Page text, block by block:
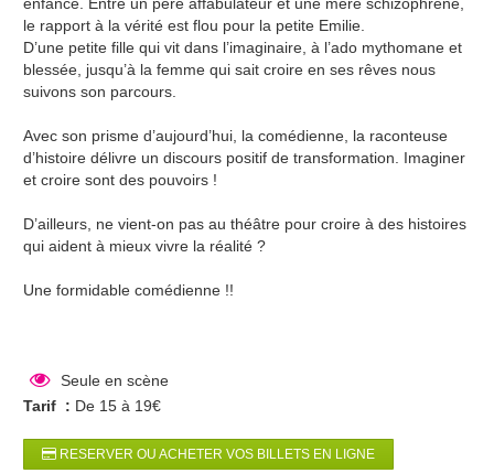
le rapport à la vérité est flou pour la petite Emilie.
D’une petite fille qui vit dans l’imaginaire, à l’ado mythomane et
blessée, jusqu’à la femme qui sait croire en ses rêves nous
suivons son parcours.
Avec son prisme d’aujourd’hui, la comédienne, la raconteuse
d’histoire délivre un discours positif de transformation. Imaginer
et croire sont des pouvoirs !
D’ailleurs, ne vient-on pas au théâtre pour croire à des histoires
qui aident à mieux vivre la réalité ?
Une formidable comédienne !!
Seule en scène
Tarif : De 15 à 19€
RESERVER OU ACHETER VOS BILLETS EN LIGNE